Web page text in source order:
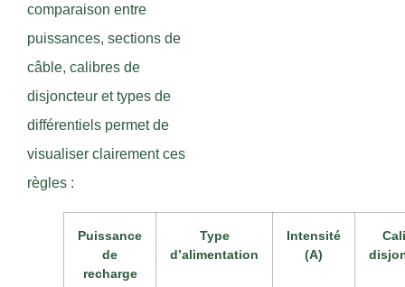
comparaison entre
puissances, sections de
câble, calibres de
disjoncteur et types de
différentiels permet de
visualiser clairement ces
règles :
Puissance
de
recharge
Type
d’alimentation
Intensité
(A)